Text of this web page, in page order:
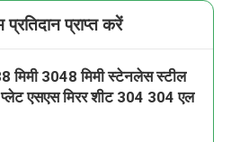
प्राप्त करें
मिमी 3048 मिमी स्टेनलेस स्टील
एसएस मिरर शीट 304 304 एल